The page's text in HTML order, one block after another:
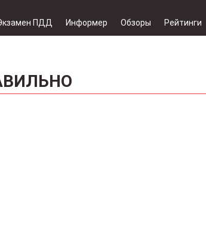
ПДД Информер Обзоры Рейтинги